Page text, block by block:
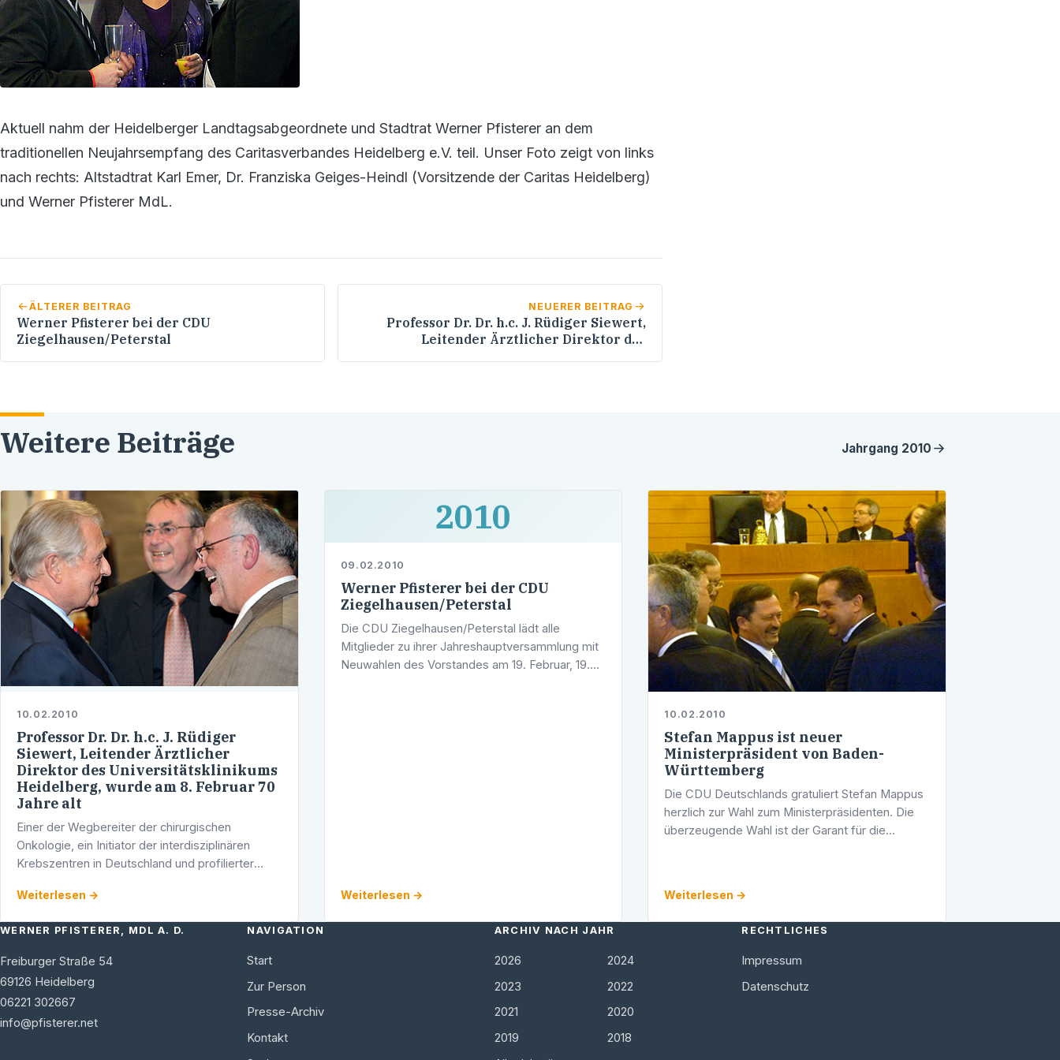
Aktuell nahm der Heidelberger Landtagsabgeordnete und Stadtrat Werner Pfisterer an dem
traditionellen Neujahrsempfang des Caritasverbandes Heidelberg e.V. teil. Unser Foto zeigt von links
nach rechts: Altstadtrat Karl Emer, Dr. Franziska Geiges-Heindl (Vorsitzende der Caritas Heidelberg)
und Werner Pfisterer MdL.
ÄLTERER BEITRAG
Werner Pfisterer bei der CDU
Ziegelhausen/Peterstal
NEUERER BEITRAG
Professor Dr. Dr. h.c. J. Rüdiger Siewert,
Leitender Ärztlicher Direktor des
Weitere Beiträge Jahrgang 2010
10.02.2010
Professor Dr. Dr. h.c. J. Rüdiger
Siewert, Leitender Ärztlicher
Direktor des Universitätsklinikums
Heidelberg, wurde am 8. Februar 70
Jahre alt
Einer der Wegbereiter der chirurgischen
Onkologie, ein Initiator der interdisziplinären
Krebszentren in Deutschland und profilierter
Professor Dr. Dr. h.c. J. Rüdiger Siewert, …
Weiterlesen →
2010
09.02.2010
Werner Pfisterer bei der CDU
Ziegelhausen/Peterstal
Die CDU Ziegelhausen/Peterstal lädt alle
Mitglieder zu ihrer Jahreshauptversammlung mit
Neuwahlen des Vorstandes am 19. Februar, 19.30
Weiterlesen →
10.02.2010
Stefan Mappus ist neuer
Ministerpräsident von Baden-
Württemberg
Die CDU Deutschlands gratuliert Stefan Mappus
herzlich zur Wahl zum Ministerpräsidenten. Die
überzeugende Wahl ist der Garant für die
Weiterlesen →
WERNER PFISTERER, MDL A. D.
Freiburger Straße 54
69126 Heidelberg
06221 302667
info@pfisterer.net
NAVIGATION
Start
Zur Person
Presse-Archiv
Kontakt
ARCHIV NACH JAHR
2026
2024
2023
2022
2021
2020
2019
2018
RECHTLICHES
Impressum
Datenschutz